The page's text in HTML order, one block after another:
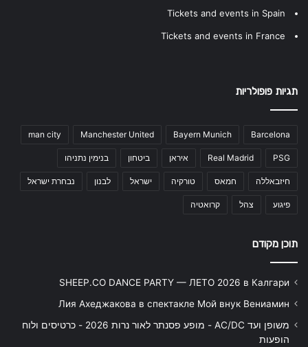
Tickets and events in Spain
Tickets and events in France
תגיות פופולריות
Barcelona
Bayern Munich
Manchester United
man city
PSG
Real Madrid איראן ביטחון בנימין נתניהו
חיזבאללה חמאס טורקיה ישראל לבנון נבחרת ישראל
פיגוע צהל קרואטיה
תוכן מקודם
SHEEP.CO DANCE PARTY — ЛЕТО 2026 в Калгари
Лия Ахеджакова в спектакле Мой внук Вениамин
משופן ועד AC/DC - מופע פסנתר לאור נרות 2026 - כרטיסים ולוח
הופעות